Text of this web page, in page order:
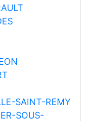
SAINT-REMY
SOUS-